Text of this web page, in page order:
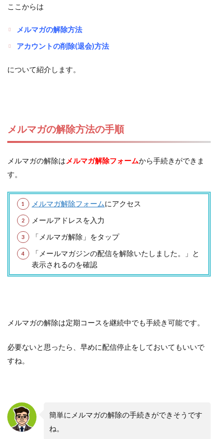
ここからは
メルマガの解除方法
アカウントの削除(退会)方法
について紹介します。
メルマガの解除方法の手順
メルマガの解除は メルマガ解除フォームから手続きができま
す。
メルマガ解除フォームにアクセス
メールアドレスを入力
「メルマガ解除」をタップ
「メールマガジンの配信を解除いたしました。」と
表示されるのを確認
メルマガの解除は定期コースを継続中でも手続き可能です。
必要ないと思ったら、早めに配信停止をしておいてもいいで
すね。
簡単にメルマガの解除の手続きができそうです
ね。